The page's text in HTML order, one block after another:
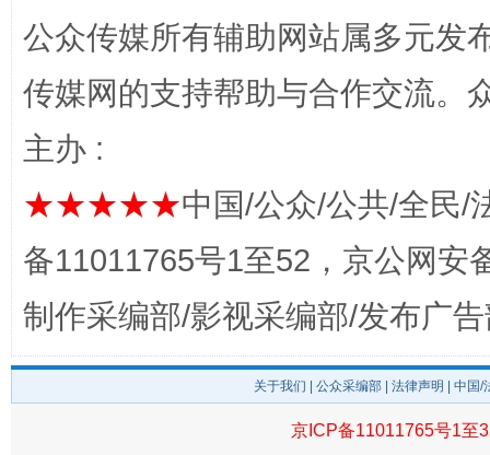
公众传媒所有辅助网站属多元发
传媒网的支持帮助与合作交流。
主办 :
★★★★★中国/公众/公共/全民/
备11011765号1至52，京公网安
制作采编部/影视采编部/发布广
关于我们 公众采编部 法律声明 | 中国
京ICP备11011765号1至